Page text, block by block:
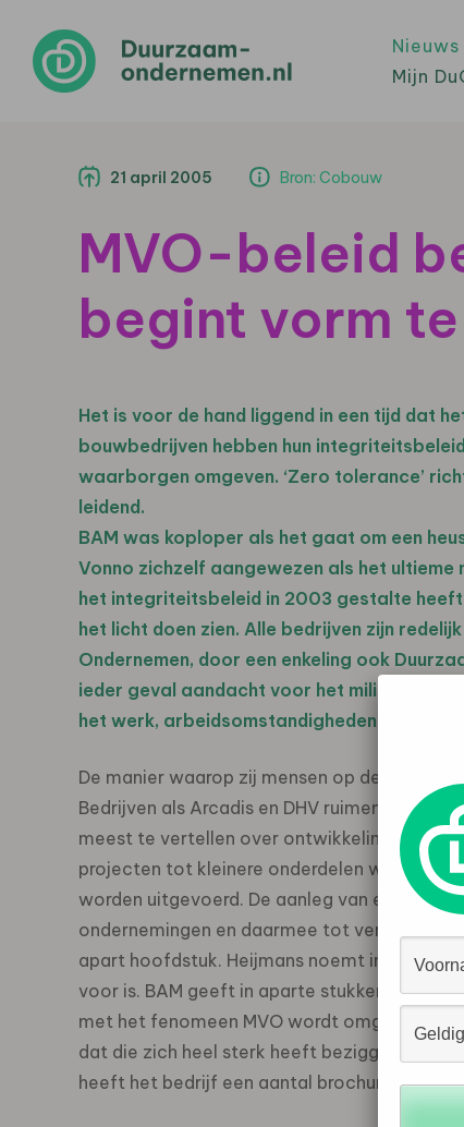
Nieuws
Mijn
21 april 2005 Bron: Cobouw
MVO-beleid
begint vorm
Het is voor de hand liggend in een tijd dat
bouwbedrijven hebben hun
waarborgen omgeven. ‘Zero tolerance’
leidend.
BAM was koploper als het gaat om een
Vonno zichzelf aangewezen als het ultieme
het integriteitsbeleid in 2003 gestalte
het licht doen zien. Alle bedrijven zijn
Ondernemen, door een enkeling ook
ieder geval aandacht voor het milieu, de
het werk, arbeidsomstandigheden en
De manier waarop zij mensen op de hoogte
Bedrijven als Arcadis en DHV ruimen een
meest te vertellen over
projecten tot kleinere onderdelen worden
worden uitgevoerd. De aanleg van een brug
ondernemingen en daarmee tot versterking
apart hoofdstuk. Heijmans noemt in diverse
voor is. BAM geeft in aparte stukken door
met het fenomeen MVO wordt omgegaan.
dat die zich heel sterk heeft beziggehouden
heeft het bedrijf een aantal brochures voor